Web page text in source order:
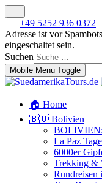
+49 5252 936 0372
Adresse ist vor
eingeschaltet sein.
Suchen
Mobile Menu Toggle
🏠 Home
🇧🇴 Bolivien
BOLIVIEN:
La Paz
6000er
Trekking &
Rundreisen